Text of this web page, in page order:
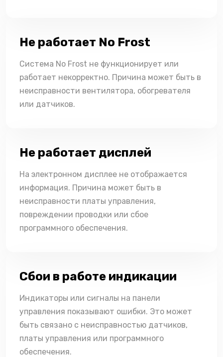
Не работает No Frost
Система No Frost не функционирует или
работает некорректно. Причина может быть в
неисправности вентилятора, обогревателя
или датчиков.
Не работает дисплей
На электронном дисплее не отображается
информация. Причина может быть в
неисправности платы управления,
повреждении проводки или сбое
программного обеспечения.
Сбои в работе индикации
Индикаторы или сигналы на панели
управления показывают ошибки. Это может
быть связано с неисправностью датчиков,
платы управления или программного
обеспечения.